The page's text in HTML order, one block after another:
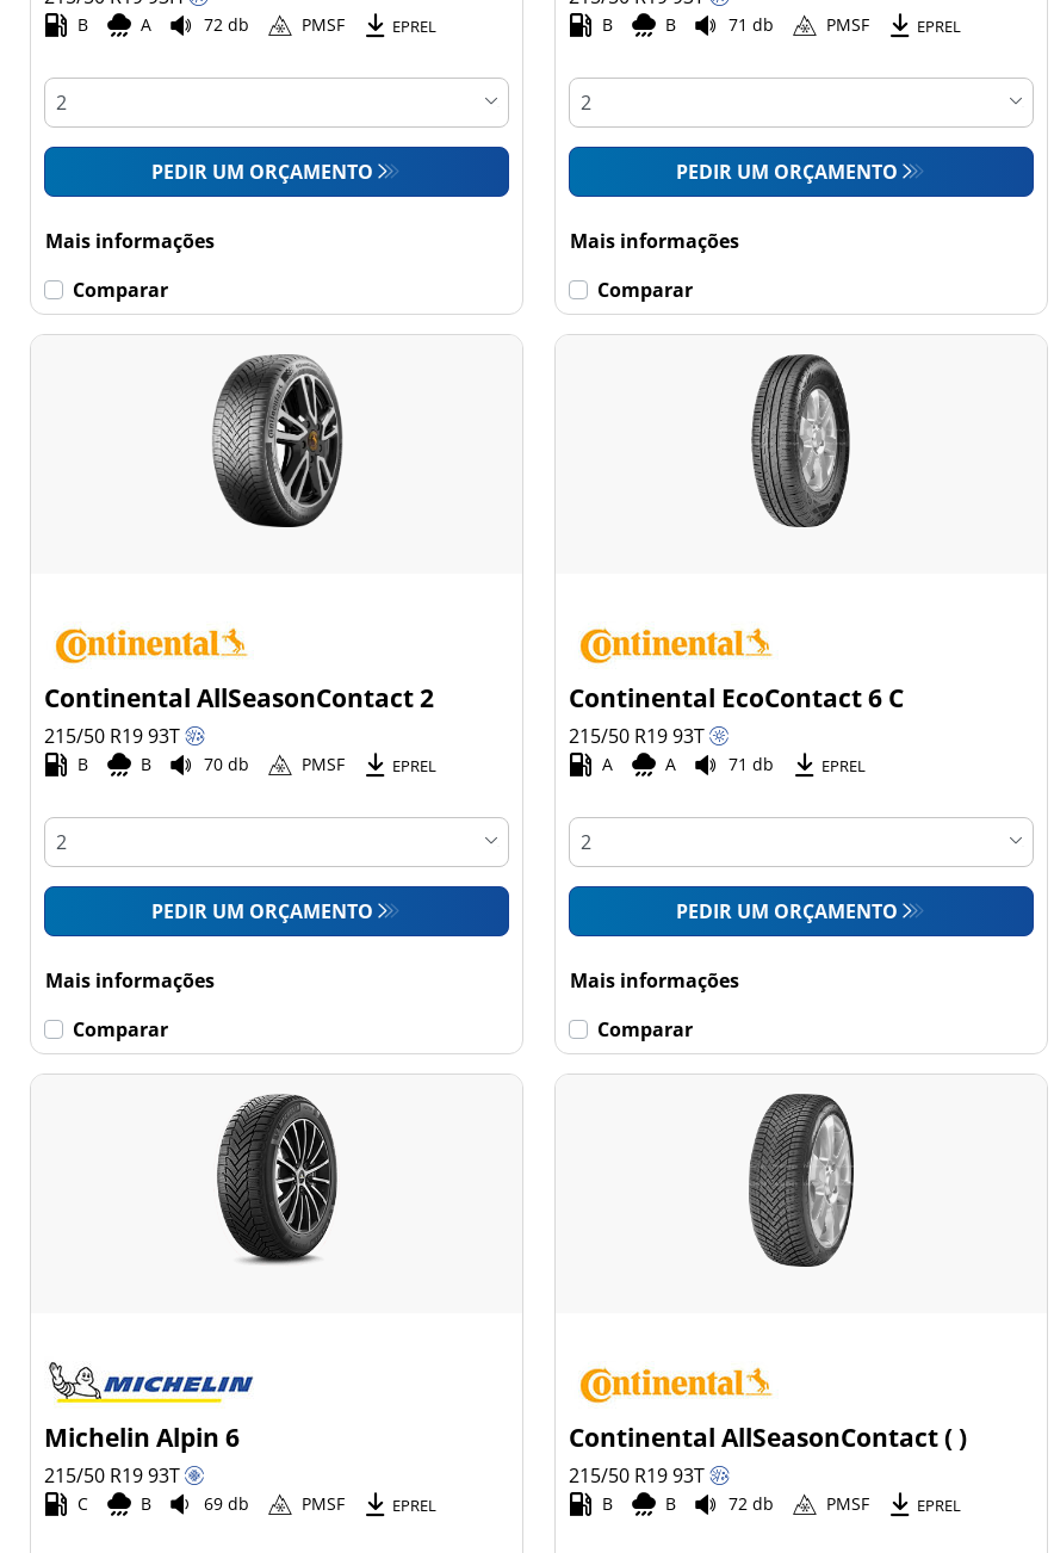
Comercial (0)
Esvaziamento limitado
Runflat (0)
Sem esvaziamento
opções
B A 72 db PMSF EPREL
PEDIR UM ORÇAMENTO
Mais informações
Comparar
B B 71 db PMSF EPREL
PEDIR UM ORÇAMENTO
Mais informações
Comparar
Continental AllSeasonContact 2
215/50 R1993T
B B 70 db PMSF EPREL
PEDIR UM ORÇAMENTO
Mais informações
Comparar
Continental EcoContact 6 C
215/50 R1993T
A A 71 db EPREL
PEDIR UM ORÇAMENTO
Mais informações
Comparar
Michelin Alpin 6
215/50 R1993T
C B 69 db PMSF EPREL
Continental AllSeasonContact ( )
215/50 R1993T
B B 72 db PMSF EPREL